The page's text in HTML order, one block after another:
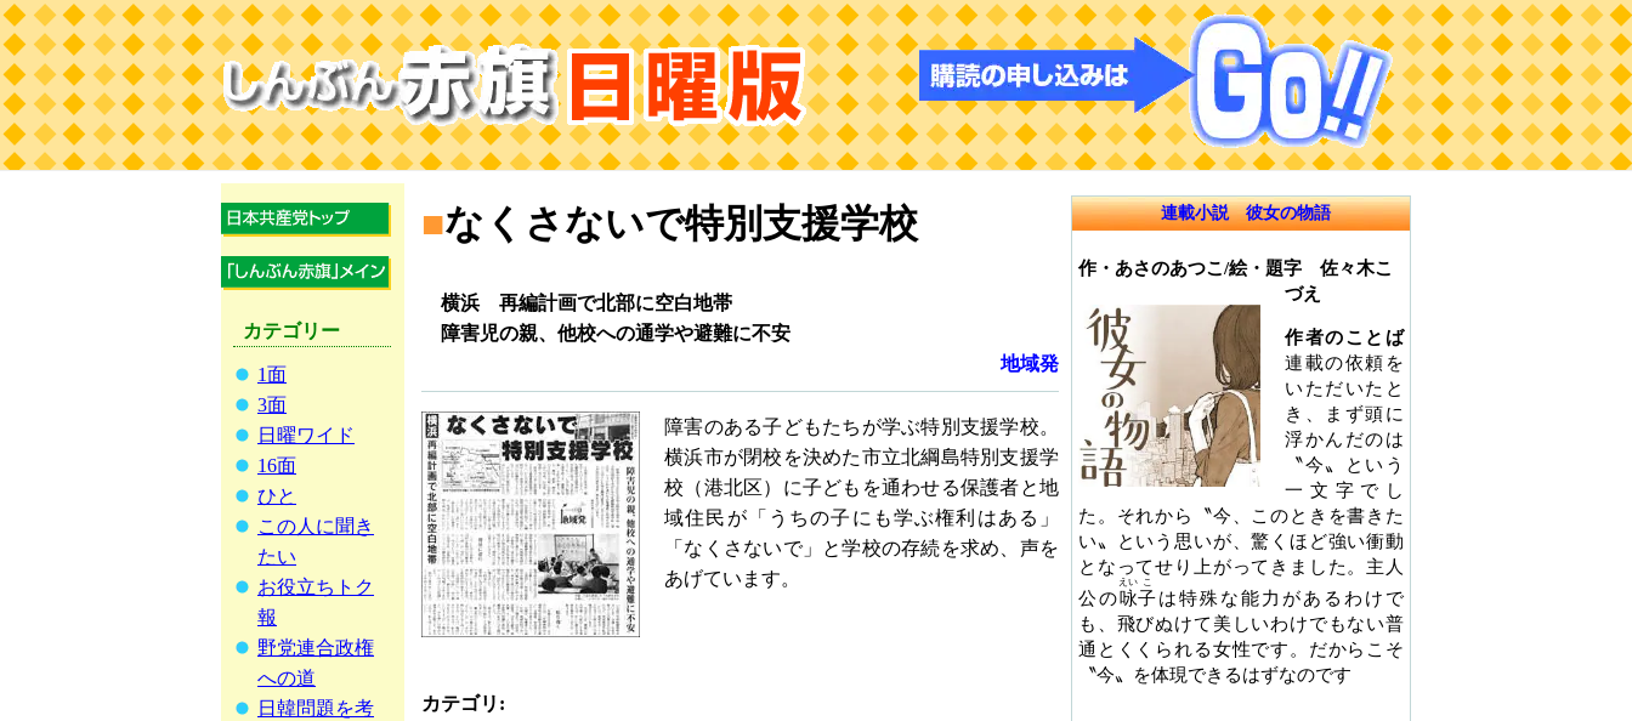
カテゴリー
1面
3面
日曜ワイド
16面
ひと
この人に聞き
たい
お役立ちトク
報
野党連合政権
への道
日韓問題を考
■なくさないで特別支援学校
横浜 再編計画で北部に空白地帯
障害児の親、他校への通学や避難に不安
地域発
障害のある子どもたちが学ぶ特別支援学校。
横浜市が閉校を決めた市立北綱島特別支援学
校（港北区）に子どもを通わせる保護者と地
域住民が「うちの子にも学ぶ権利はある」
「なくさないで」と学校の存続を求め、声を
あげています。
カテゴリ :
連載小説 彼女の物語
作・あさのあつこ/絵・題字 佐々木こ
づえ
作者のことば
連載の依頼を
いただいたと
き、まず頭に
浮かんだのは
〝今〟という
一文字でし
た。それから〝今、このときを書きた
い〟という思いが、驚くほど強い衝動
となってせり上がってきました。主人
公の咏
えい
子
こ
は特殊な能力があるわけで
も、飛びぬけて美しいわけでもない普
通とくくられる女性です。だからこそ
〝今〟を体現できるはずなのです